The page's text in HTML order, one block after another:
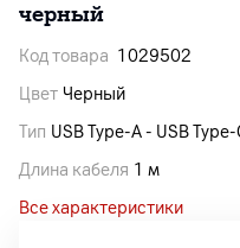
черный
Код товара 1029502
Цвет Черный
Тип USB Type-A - USB Type-
Длина кабеля 1 м
Все характеристики